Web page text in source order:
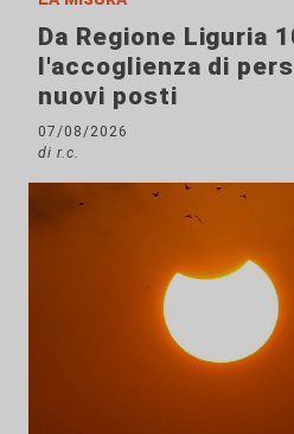
Da Regione Liguria
l'accoglienza di
nuovi posti
07/08/2026
di r.c.